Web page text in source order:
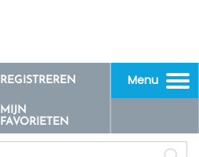
REGISTREREN
MIJN
FAVORIETEN
Toggle
Menu